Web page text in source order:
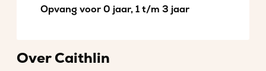
Opvang voor 0 jaar, 1 t/m 3 jaar
Over Caithlin